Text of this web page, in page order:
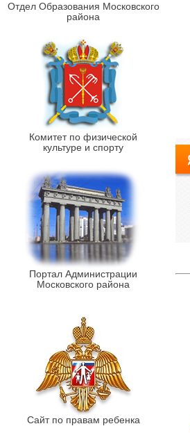
Отдел Образования Московского
района
Комитет по физической
культуре и спорту
Портал Администрации
Московского района
Сайт по правам ребенка